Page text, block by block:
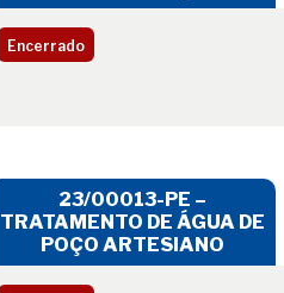
Encerrado
23/00013-PE –
TRATAMENTO DE ÁGUA DE
POÇO ARTESIANO